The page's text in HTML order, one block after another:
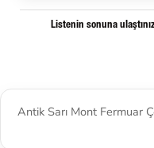
Listenin sonuna
Antik Sarı Mont Fermuar